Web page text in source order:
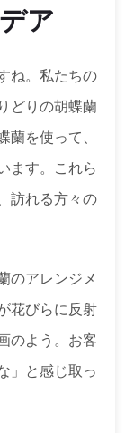
ア
ね。私たちの
どりの胡蝶蘭
を使って、
ます。これら
訪れる方々の
のアレンジメ
花びらに反射
のよう。お客
」と感じ取っ